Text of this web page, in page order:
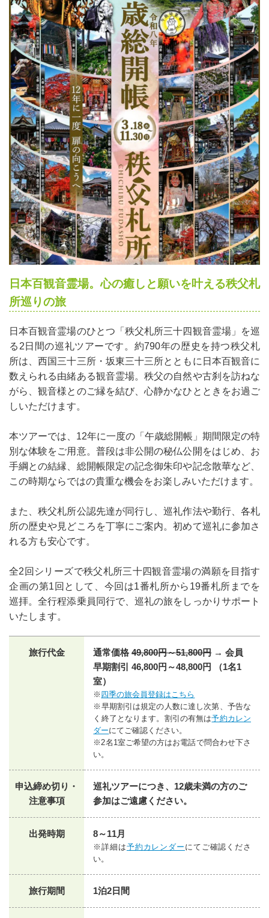
日本百観音霊場。心の癒しと願いを叶える秩父札
所巡りの旅
日本百観音霊場のひとつ「秩父札所三十四観音霊場」を巡
る2日間の巡礼ツアーです。約790年の歴史を持つ秩父札
所は、西国三十三所・坂東三十三所とともに日本百観音に
数えられる由緒ある観音霊場。秩父の自然や古刹を訪ねな
がら、観音様とのご縁を結び、心静かなひとときをお過ご
しいただけます。
本ツアーでは、12年に一度の「午歳総開帳」期間限定の特
別な体験をご用意。普段は非公開の秘仏公開をはじめ、お
手綱との結縁、総開帳限定の記念御朱印や記念散華など、
この時期ならではの貴重な機会をお楽しみいただけます。
また、秩父札所公認先達が同行し、巡礼作法や勤行、各札
所の歴史や見どころを丁寧にご案内。初めて巡礼に参加さ
れる方も安心です。
全2回シリーズで秩父札所三十四観音霊場の満願を目指す
企画の第1回として、今回は1番札所から19番札所までを
巡拝。全行程添乗員同行で、巡礼の旅をしっかりサポート
いたします。
旅行代金 通常価格49,800円～51,800円→ 会員
早期割引 46,800円～48,800円 （1名1
室）
※ 四季の旅会員登録はこちら
※早期割引は規定の人数に達し次第、予告な
く終了となります。割引の有無は予約カレン
ダーにてご確認ください。
※2名1室ご希望の方はお電話で問合わせ下さ
い。
申込締め切り・
注意事項
巡礼ツアーにつき、12歳未満の方のご
参加はご遠慮ください。
出発時期 8～11月
※詳細は予約カレンダー にてご確認くださ
い。
旅行期間 1泊2日間